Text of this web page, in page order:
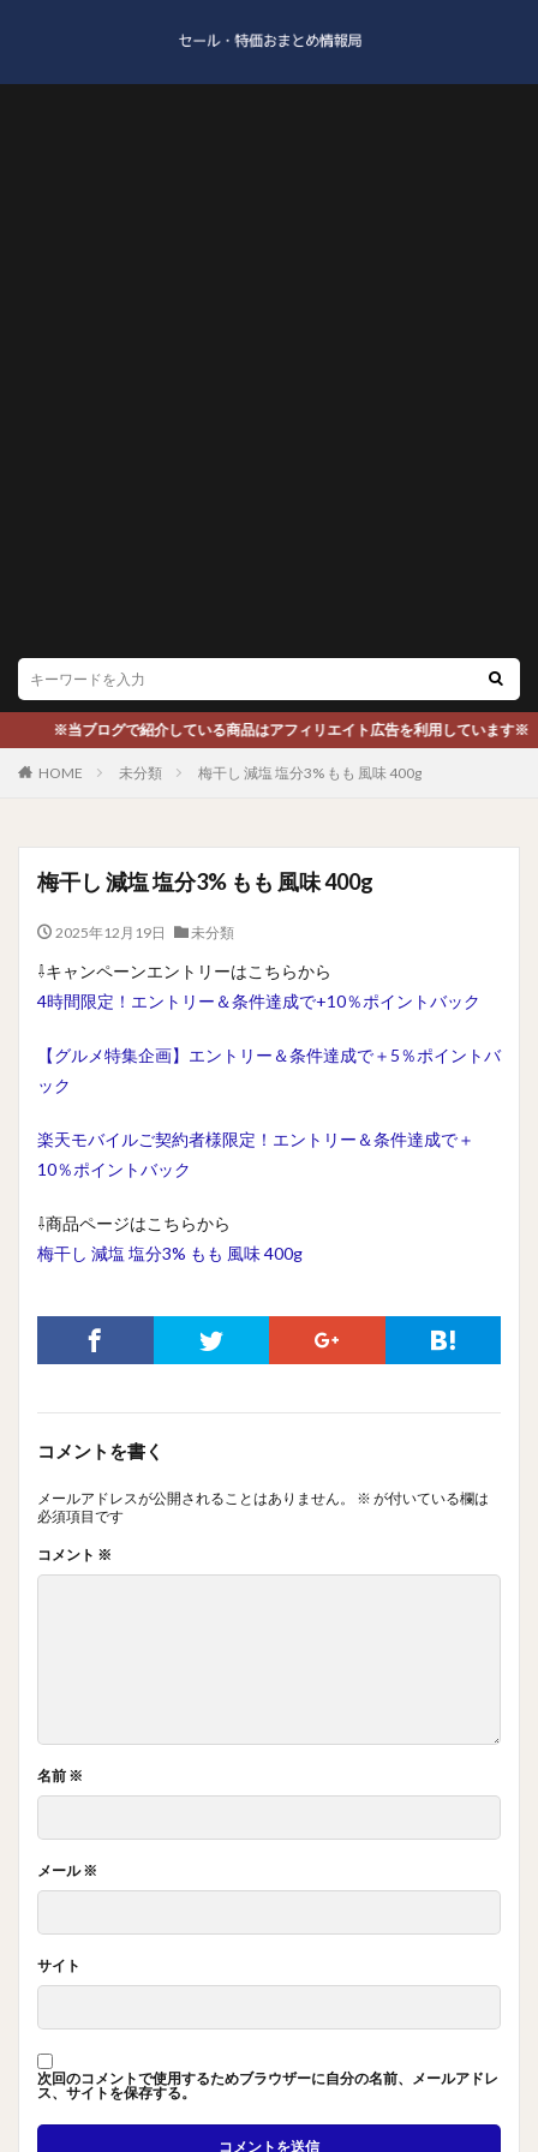
※当ブログで紹介している商品はアフィリエイト広告を利用しています※
HOME 未分類 梅干し 減塩 塩分3% もも 風味 400g
梅干し 減塩 塩分3% もも 風味 400g
2025年12月19日 未分類
⇩キャンペーンエントリーはこちらから
4時間限定！エントリー＆条件達成で+10％ポイントバック
【グルメ特集企画】エントリー＆条件達成で＋5％ポイントバ
ック
楽天モバイルご契約者様限定！エントリー＆条件達成で＋
10％ポイントバック
⇩商品ページはこちらから
梅干し 減塩 塩分3% もも 風味 400g
コメントを書く
メールアドレスが公開されることはありません。 ※ が付いている欄は
必須項目です
コメント ※
名前 ※
メール※
サイト
次回のコメントで使用するためブラウザーに自分の名前、メールアドレ
ス、サイトを保存する。